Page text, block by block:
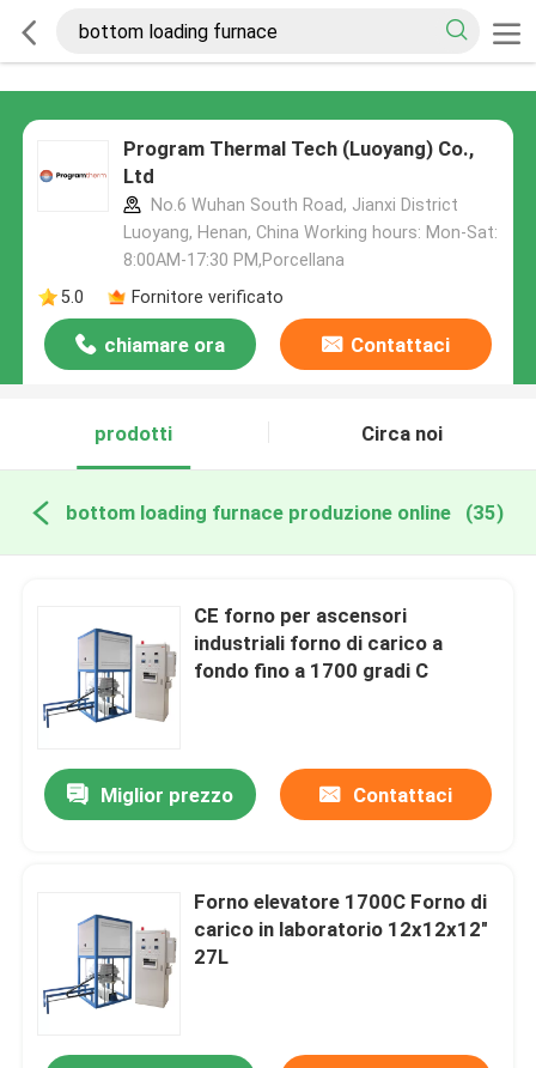
Program Thermal Tech (Luoyang) Co.,
Ltd
No.6 Wuhan South Road, Jianxi District
Luoyang, Henan, China Working hours: Mon-Sat:
8:00AM-17:30 PM,Porcellana
5.0
Fornitore verificato
chiamare ora Contattaci
prodotti Circa noi
bottom loading furnace produzione online (35)
CE forno per ascensori
industriali forno di carico a
fondo fino a 1700 gradi C
Miglior prezzo Contattaci
Forno elevatore 1700C Forno di
carico in laboratorio 12x12x12"
27L